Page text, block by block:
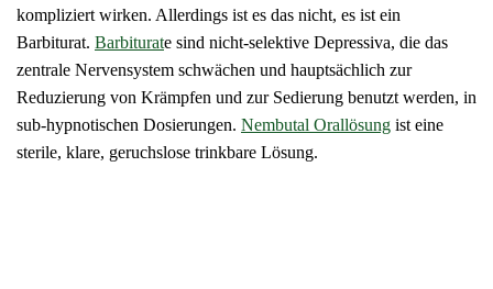
kompliziert wirken. Allerdings ist es das nicht, es ist ein
Barbiturat. Barbiturate sind nicht-selektive Depressiva, die das
zentrale Nervensystem schwächen und hauptsächlich zur
Reduzierung von Krämpfen und zur Sedierung benutzt werden, in
sub-hypnotischen Dosierungen. Nembutal Orallösung ist eine
sterile, klare, geruchslose trinkbare Lösung.